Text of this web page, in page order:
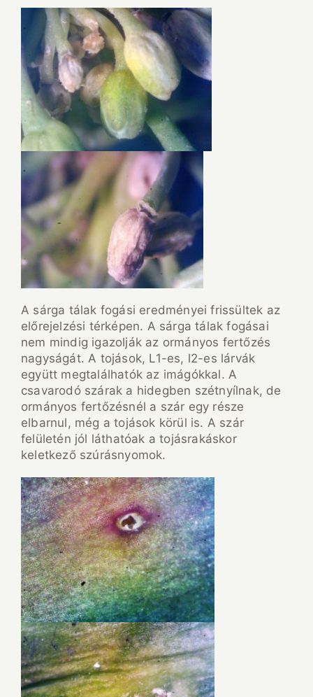
A sárga tálak fogási eredményei frissültek az
előrejelzési térképen. A sárga tálak fogásai
nem mindig igazolják az ormányos fertőzés
nagyságát. A tojások, L1-es, l2-es lárvák
együtt megtalálhatók az imágókkal. A
csavarodó szárak a hidegben szétnyílnak, de
ormányos fertőzésnél a szár egy része
elbarnul, még a tojások körül is. A szár
felületén jól láthatóak a tojásrakáskor
keletkező szúrásnyomok.